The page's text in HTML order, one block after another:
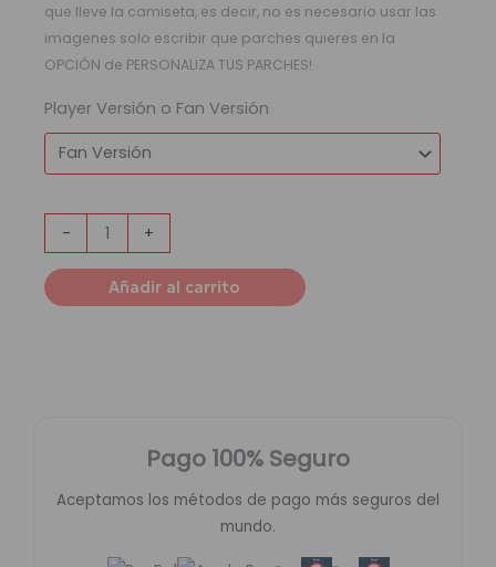
que lleve la camiseta, es decir, no es necesario usar las
imagenes solo escribir que parches quieres en la
OPCIÓN de PERSONALIZA TUS PARCHES!
Player Versión o Fan Versión
- +
Añadir al carrito
Pago 100% Seguro
Aceptamos los métodos de pago más seguros del
mundo.